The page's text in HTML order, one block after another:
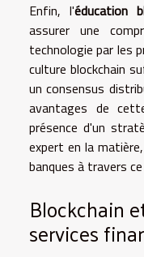
Enfin, l'éducation
assurer une
technologie par les
culture blockchain
un consensus
avantages de
présence d'un
expert en la
banques à travers
Blockchain
services